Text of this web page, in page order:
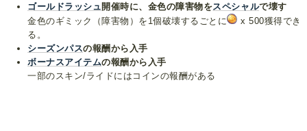
ゴールドラッシュ 開催時に、金色の障害物をスペシャルで壊す
金色のギミック（障害物）を1個破壊するごとに
x 500獲得でき
る。
シーズンパスの報酬から入手
ボーナスアイテムの報酬から入手
一部のスキン/ライドにはコインの報酬がある